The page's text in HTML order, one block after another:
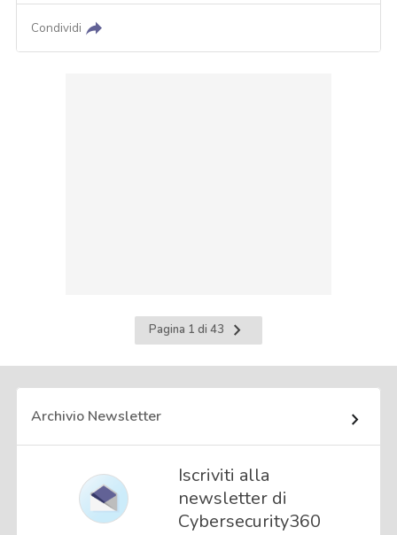
Condividi
Pagina 1 di 43
Pagina
successiva
Archivio Newsletter
Iscriviti alla
newsletter di
Cybersecurity360